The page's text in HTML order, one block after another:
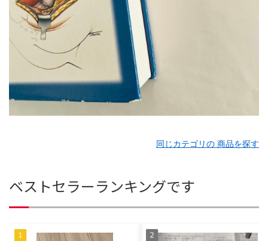
同じカテゴリの 商品を探す
ベストセラーランキングです